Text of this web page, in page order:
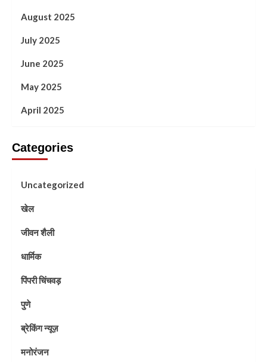
August 2025
July 2025
June 2025
May 2025
April 2025
Categories
Uncategorized
खेल
जीवन शैली
धार्मिक
पिंपरी चिंचवड़
पुणे
ब्रेकिंग न्यूज़
मनोरंजन